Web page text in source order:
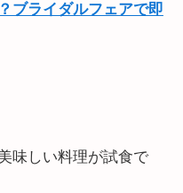
ブライダルフェアで即
味しい料理が試食で